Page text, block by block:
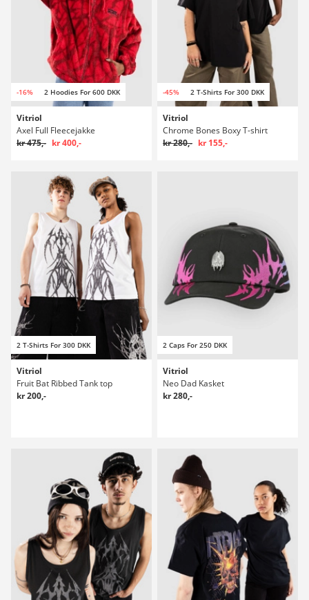
-16% 2 Hoodies For 600 DKK
Vitriol
Axel Full Fleecejakke
kr 475,- kr 400,-
-45% 2 T-Shirts For 300 DKK
Vitriol
Chrome Bones Boxy T-shirt
kr 280,- kr 155,-
2 T-Shirts For 300 DKK
Vitriol
Fruit Bat Ribbed Tank top
kr 200,-
2 Caps For 250 DKK
Vitriol
Neo Dad Kasket
kr 280,-